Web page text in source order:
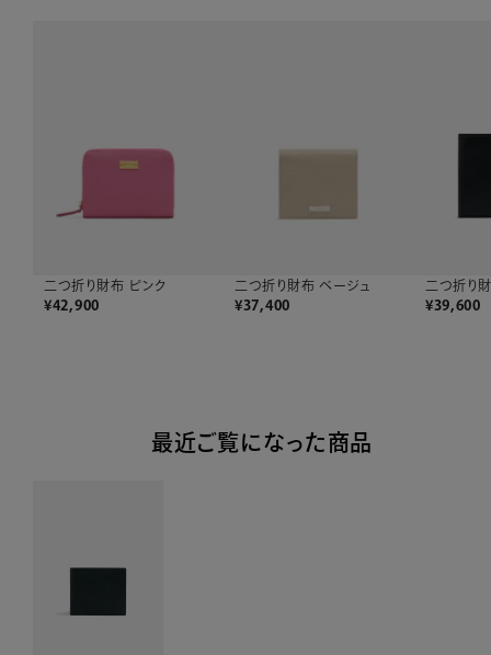
二つ折り財布 ピンク
¥42,900
二つ折り財布 ベージュ
¥37,400
二つ折り
¥39,600
最近ご覧になった商品